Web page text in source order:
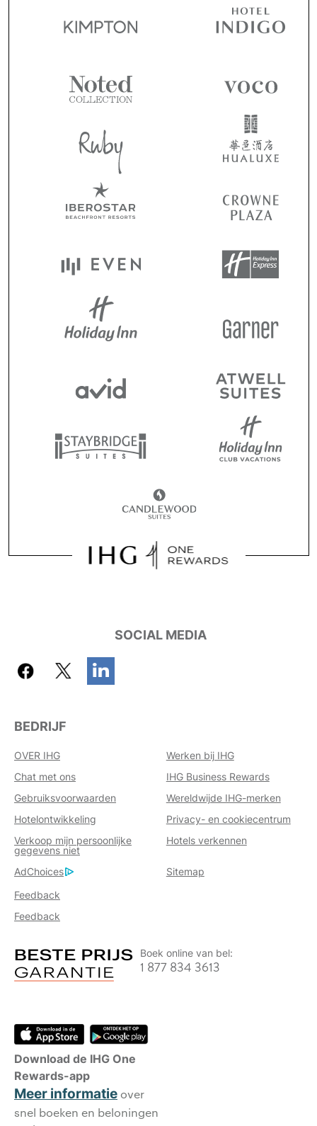
SOCIAL MEDIA
BEDRIJF
OVER IHG
Werken bij IHG
Chat met ons
IHG Business Rewards
Gebruiksvoorwaarden
Wereldwijde IHG-merken
Hotelontwikkeling
Privacy- en cookiecentrum
Verkoop mijn persoonlijke
gegevens niet
Hotels verkennen
AdChoices
Sitemap
Feedback
Feedback
Boek online van bel:
1 877 834 3613
Download de IHG One
Rewards-app
Meer informatie over
snel boeken en beloningen